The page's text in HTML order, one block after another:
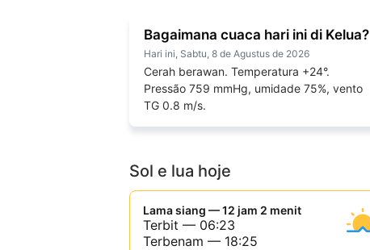
Bagaimana cuaca hari ini di Kelua?
Hari ini, Sabtu, 8 de Agustus de 2026
Cerah berawan. Temperatura +24°.
Pressão 759 mmHg, umidade 75%, vento
TG 0.8 m/s.
Sol e lua hoje
Lama siang — 12 jam 2 menit
Terbit — 06:23
Terbenam — 18:25